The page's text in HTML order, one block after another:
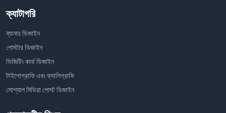
ক্যাটাগরি
ব্যানার ডিজাইন
পোস্টার ডিজাইন
ভিজিটিং কার্ড ডিজাইন
টাইপোগ্রাফি এবং ক্যালিগ্রাফি
সোশ্যাল মিডিয়া পোস্ট ডিজাইন